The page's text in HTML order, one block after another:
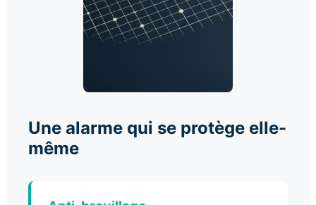
Une alarme qui se protège elle-
même